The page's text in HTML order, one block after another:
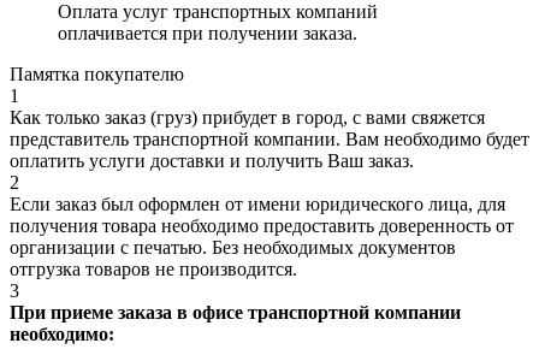
Оплата услуг транспортных компаний
оплачивается при получении заказа.
Памятка покупателю
1
Как только заказ (груз) прибудет в город, с вами свяжется
представитель транспортной компании. Вам необходимо будет
оплатить услуги доставки и получить Ваш заказ.
2
Если заказ был оформлен от имени юридического лица, для
получения товара необходимо предоставить доверенность от
организации с печатью. Без необходимых документов
отгрузка товаров не производится.
3
При приеме заказа в офисе транспортной компании
необходимо: